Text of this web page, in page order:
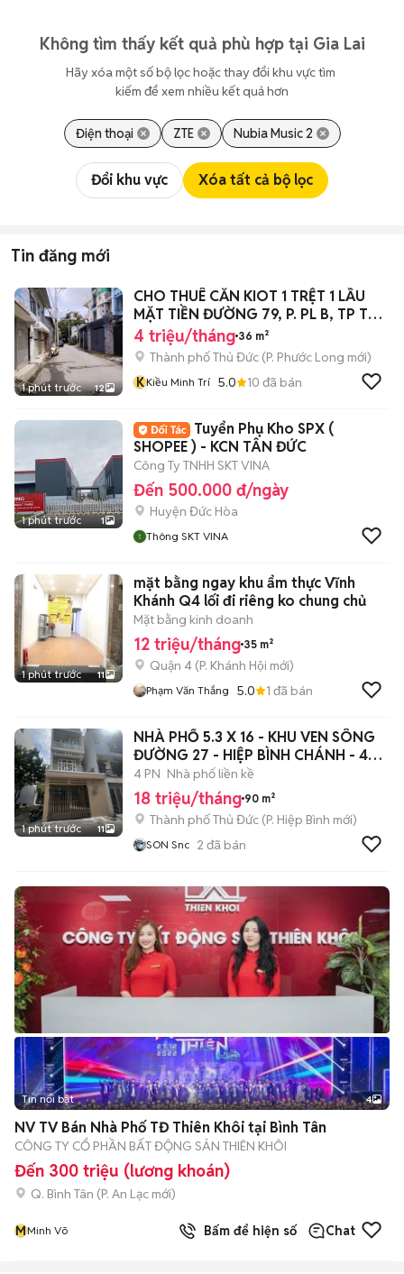
Không tìm thấy kết quả phù hợp tại Gia Lai
Hãy xóa một số bộ lọc hoặc thay đổi khu vực tìm
kiếm để xem nhiều kết quả hơn
Điện thoại ZTE Nubia Music 2
Đổi khu vực Xóa tất cả bộ lọc
Tin đăng mới
1 phút trước 12
CHO THUÊ CĂN KIOT 1 TRỆT 1 LẦU
MẶT TIỀN ĐƯỜNG 79, P. PL B, TP THỦ
ĐỨC
4 triệu/tháng 36 m²
Thành phố Thủ Đức (P. Phước Long mới)
KKiều Minh Trí 5.0 10 đã bán
1 phút trước 1
Tuyển Phụ Kho SPX (
SHOPEE ) - KCN TÂN ĐỨC
Công Ty TNHH SKT VINA
Đến 500.000 đ/ngày
Huyện Đức Hòa
Thông SKT VINA
1 phút trước 11
mặt bằng ngay khu ẩm thực Vĩnh
Khánh Q4 lối đi riêng ko chung chủ
Mặt bằng kinh doanh
12 triệu/tháng 35 m²
Quận 4 (P. Khánh Hội mới)
Phạm Văn Thắng 5.0 1 đã bán
1 phút trước 11
NHÀ PHỐ 5.3 X 16 - KHU VEN SÔNG
ĐƯỜNG 27 - HIỆP BÌNH CHÁNH - 4PN
4WC
4 PN Nhà phố liền kề
18 triệu/tháng 90 m²
Thành phố Thủ Đức (P. Hiệp Bình mới)
SON Snc 2 đã bán
Tin nổi bật 4
NV TV Bán Nhà Phố TĐ Thiên Khôi tại Bình Tân
CÔNG TY CỔ PHẦN BẤT ĐỘNG SẢN THIÊN KHÔI
Đến 300 triệu (lương khoán)
Q. Bình Tân (P. An Lạc mới)
MMinh Võ Bấm để hiện số Chat